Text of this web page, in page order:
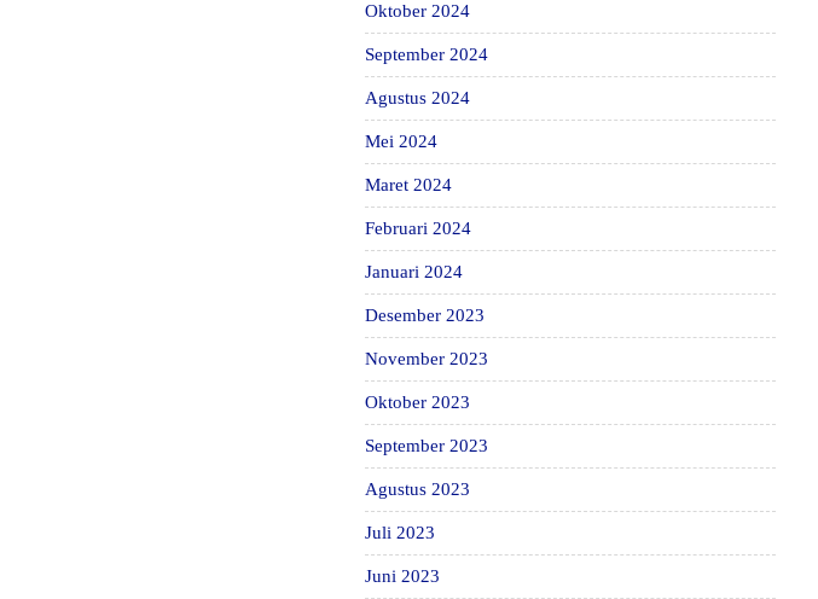
Oktober 2024
September 2024
Agustus 2024
Mei 2024
Maret 2024
Februari 2024
Januari 2024
Desember 2023
November 2023
Oktober 2023
September 2023
Agustus 2023
Juli 2023
Juni 2023